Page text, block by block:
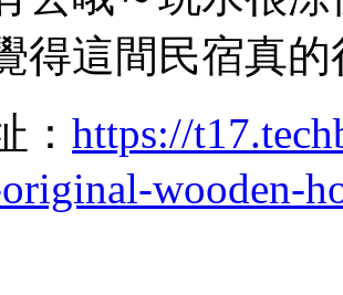
得這間民宿真
： https://
wooden-